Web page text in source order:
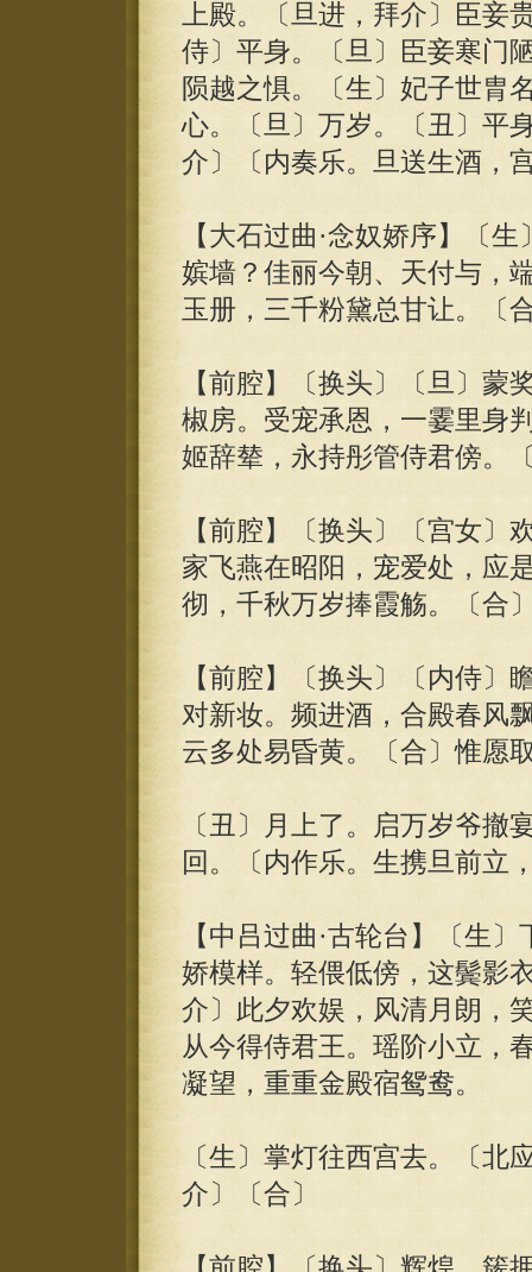
上殿。〔旦进，拜介〕臣妾
侍〕平身。〔旦〕臣妾寒门
陨越之惧。〔生〕妃子世胄
心。〔旦〕万岁。〔丑〕平
介〕〔内奏乐。旦送生酒，
【大石过曲·念奴娇序】〔
嫔墙？佳丽今朝、天付与，
玉册，三千粉黛总甘让。〔
【前腔】〔换头〕〔旦〕蒙
椒房。受宠承恩，一霎里身
姬辞辇，永持彤管侍君傍。
【前腔】〔换头〕〔宫女〕
家飞燕在昭阳，宠爱处，应
彻，千秋万岁捧霞觞。〔合
【前腔】〔换头〕〔内侍〕
对新妆。频进酒，合殿春风
云多处易昏黄。〔合〕惟愿
〔丑〕月上了。启万岁爷撤
回。〔内作乐。生携旦前立
【中吕过曲·古轮台】〔生
娇模样。轻偎低傍，这鬓影
介〕此夕欢娱，风清月朗，
从今得侍君王。瑶阶小立，
凝望，重重金殿宿鸳鸯。
〔生〕掌灯往西宫去。〔北
介〕〔合〕